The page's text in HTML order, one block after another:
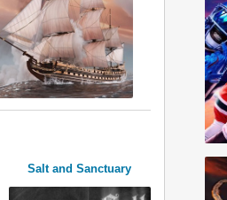
Salt and Sanctuary